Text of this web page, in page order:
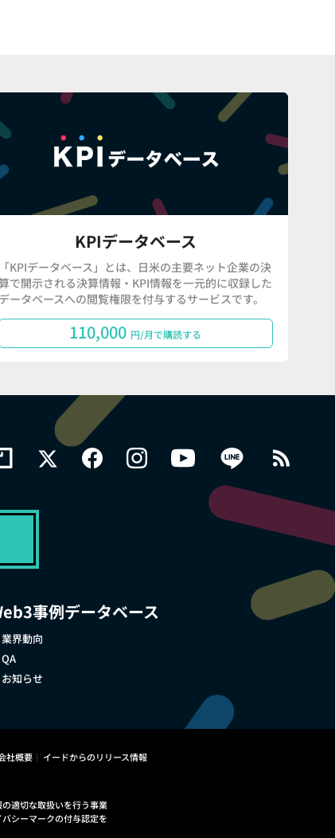
KPIデータベース
「KPIデータベース」とは、日米の主要ネット企業の決
で開示される決算情報・KPI情報を一元的に収録した
データベースへの閲覧権限を付与するサービスです。
110,000 円/月で購読する
事例データベース
業界動向
QA
お知らせ
社概要 イードからのリリース情報
適切な取扱いを行う事業
シーマークの付与認定を